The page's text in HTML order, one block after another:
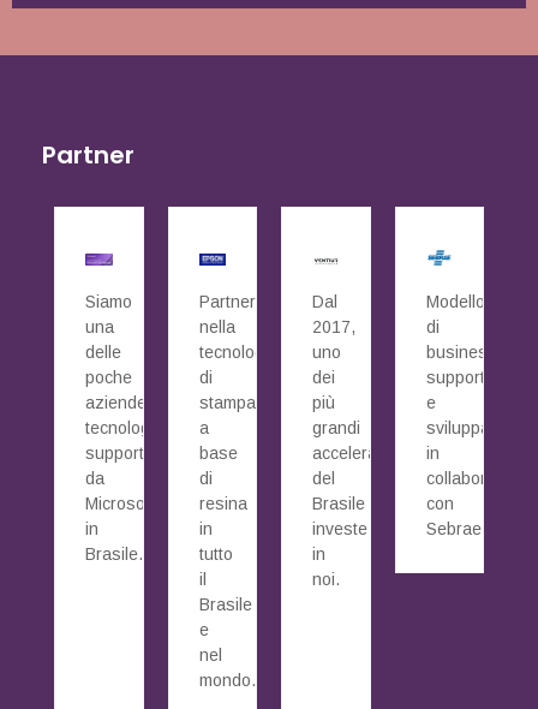
Partner
Siamo
una
delle
poche
aziende
tecnologiche
supportate
da
Microsoft
in
Brasile.
Partner
nella
tecnologia
di
stampa
a
base
di
resina
in
tutto
il
Brasile
e
nel
mondo.
Dal
2017,
uno
dei
più
grandi
acceleratori
del
Brasile
investe
in
noi.
Modello
di
business
supportato
e
sviluppato
in
collaborazione
con
Sebrae.